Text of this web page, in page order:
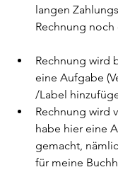
langen
Rechnung noch
Rechnung wird
eine Aufgabe
/Label
Rechnung wird
habe hier eine
gemacht,
für meine